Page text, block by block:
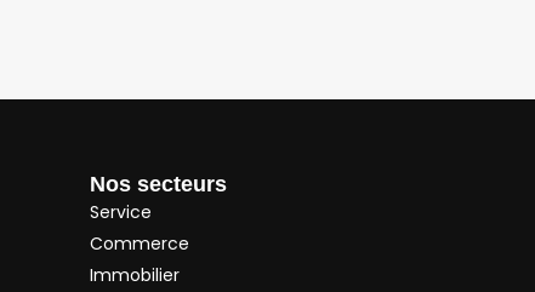
Nos secteurs
Service
Commerce
Immobilier